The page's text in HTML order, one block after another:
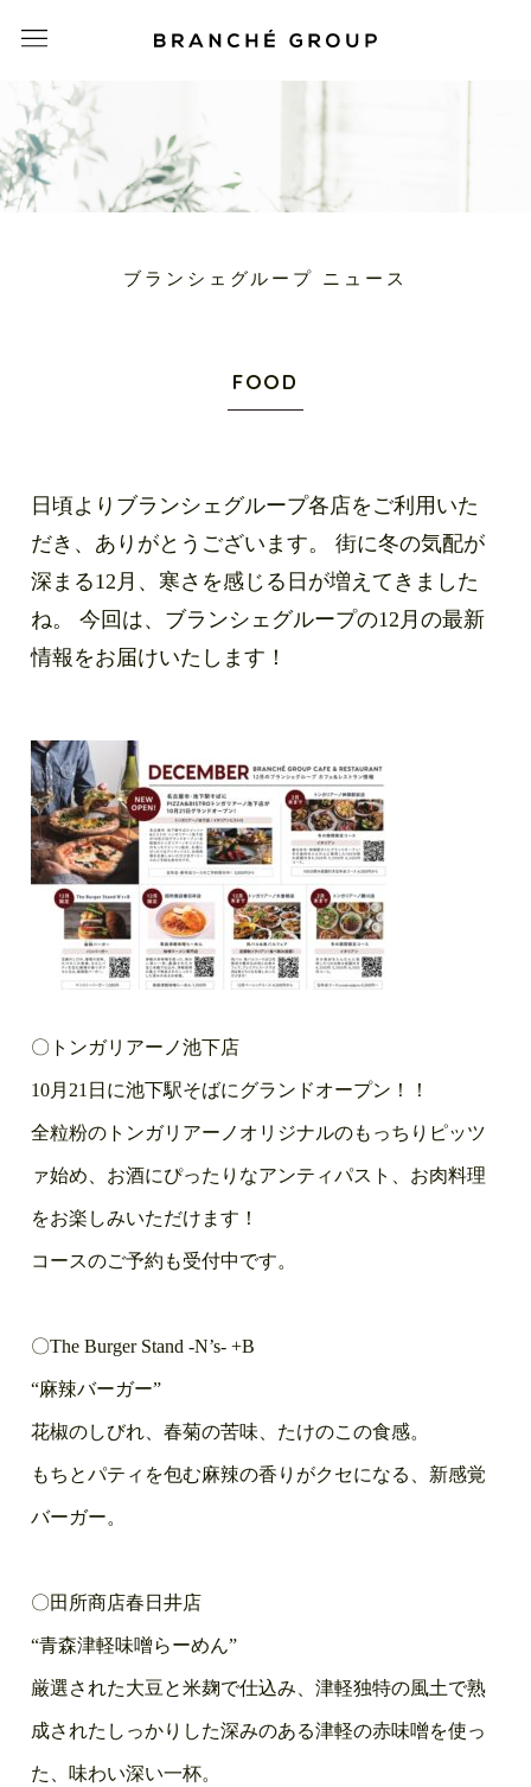
ブランシェグループ ニュース
FOOD
日頃よりブランシェグループ各店をご利用いた
だき、ありがとうございます。 街に冬の気配が
深まる12月、寒さを感じる日が増えてきました
ね。 今回は、ブランシェグループの12月の最新
情報をお届けいたします！
〇トンガリアーノ池下店
10月21日に池下駅そばにグランドオープン！！
全粒粉のトンガリアーノオリジナルのもっちりピッツ
ァ始め、お酒にぴったりなアンティパスト、お肉料理
をお楽しみいただけます！
コースのご予約も受付中です。
〇The Burger Stand -N’s- +B
“麻辣バーガー”
花椒のしびれ、春菊の苦味、たけのこの食感。
もちとパティを包む麻辣の香りがクセになる、新感覚
バーガー。
〇田所商店春日井店
“青森津軽味噌らーめん”
厳選された大豆と米麹で仕込み、津軽独特の風土で熟
成されたしっかりした深みのある津軽の赤味噌を使っ
た、味わい深い一杯。